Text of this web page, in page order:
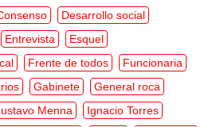
Desarrollo social
Entrevista
Esquel
Frente de todos
Funcionaria
Gabinete
General roca
Menna
Ignacio Torres